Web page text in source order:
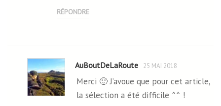
RÉPONDRE
AuBoutDeLaRoute 25 MAI 2018
Merci 🙂 J’avoue que pour cet article,
la sélection a été difficile ^^ !